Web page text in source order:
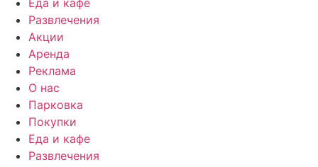
Еда и кафе
Развлечения
Акции
Аренда
Реклама
О нас
Парковка
Покупки
Еда и кафе
Развлечения